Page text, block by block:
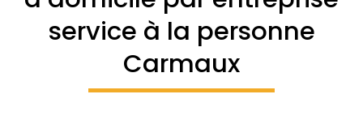
service à la personne
Carmaux